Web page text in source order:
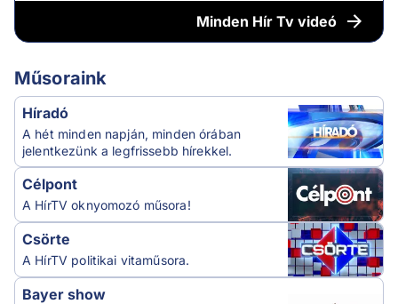
Minden Hír Tv videó
Műsoraink
Híradó
A hét minden napján, minden órában
jelentkezünk a legfrissebb hírekkel.
Célpont
A HírTV oknyomozó műsora!
Csörte
A HírTV politikai vitaműsora.
Bayer show